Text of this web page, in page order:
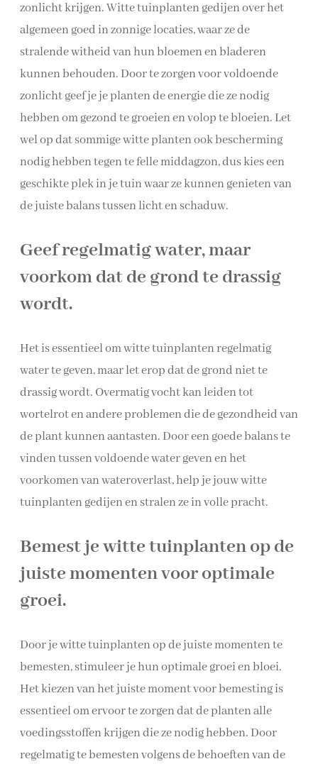
zonlicht krijgen. Witte tuinplanten gedijen over het
algemeen goed in zonnige locaties, waar ze de
stralende witheid van hun bloemen en bladeren
kunnen behouden. Door te zorgen voor voldoende
zonlicht geef je je planten de energie die ze nodig
hebben om gezond te groeien en volop te bloeien. Let
wel op dat sommige witte planten ook bescherming
nodig hebben tegen te felle middagzon, dus kies een
geschikte plek in je tuin waar ze kunnen genieten van
de juiste balans tussen licht en schaduw.
Geef regelmatig water, maar
voorkom dat de grond te drassig
wordt.
Het is essentieel om witte tuinplanten regelmatig
water te geven, maar let erop dat de grond niet te
drassig wordt. Overmatig vocht kan leiden tot
wortelrot en andere problemen die de gezondheid van
de plant kunnen aantasten. Door een goede balans te
vinden tussen voldoende water geven en het
voorkomen van wateroverlast, help je jouw witte
tuinplanten gedijen en stralen ze in volle pracht.
Bemest je witte tuinplanten op de
juiste momenten voor optimale
groei.
Door je witte tuinplanten op de juiste momenten te
bemesten, stimuleer je hun optimale groei en bloei.
Het kiezen van het juiste moment voor bemesting is
essentieel om ervoor te zorgen dat de planten alle
voedingsstoffen krijgen die ze nodig hebben. Door
regelmatig te bemesten volgens de behoeften van de